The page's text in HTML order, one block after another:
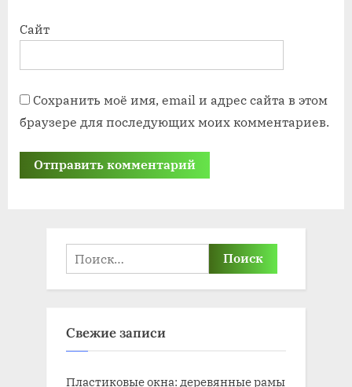
Сайт
Сохранить моё имя, email и адрес сайта в этом
браузере для последующих моих комментариев.
Найти:
Свежие записи
Пластиковые окна: деревянные рамы